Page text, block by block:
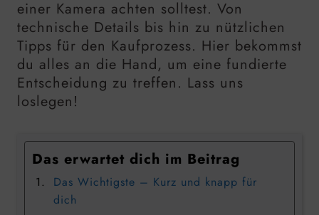
einer Kamera achten solltest. Von
technische Details bis hin zu nützlichen
Tipps für den Kaufprozess. Hier bekommst
du alles an die Hand, um eine fundierte
Entscheidung zu treffen. Lass uns
loslegen!
Das erwartet dich im Beitrag
Das Wichtigste – Kurz und knapp für
dich